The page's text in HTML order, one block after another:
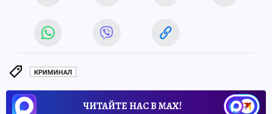
КРИМИНАЛ
ЧИТАЙТЕ НАС В МАХ!